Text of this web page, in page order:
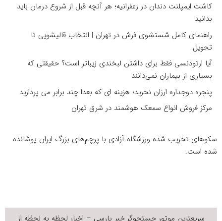
کاشت ایمپلنت دندان در زعفرانیه؛ هر آنچه قبل از شروع درمان باید
بدانید
راهنمای کامل شستشوی فرش در تهران | انتخاب قالیشویی تا
تحویل
آیا ارتودنسی فقط برای داشتن لبخندی زیباتر است؟ حقیقتی که
بسیاری از بیماران نمی‌دانند
پنجره دوجداره ارزان نخرید؛ هزینه ای که بعدا چند برابر می پردازید
مرکز فروش انواع سمعک هوشمند در شرق تهران
سکوهای تخریب شده ورزشگاه آزادی با پرچم‌های بزرگ ایران پوشانده
شده است.
سریعترین موتور جستجوگرخبر پارسی – اخبار لحظه به لحظه از